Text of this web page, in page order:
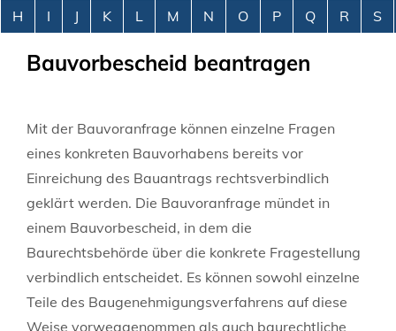
Alphabetisches Register überspringen
H I J K L M N O P Q R S
Bauvorbescheid beantragen
Mit der Bauvoranfrage können einzelne Fragen
eines konkreten Bauvorhabens bereits vor
Einreichung des Bauantrags rechtsverbindlich
geklärt werden. Die Bauvoranfrage mündet in
einem Bauvorbescheid, in dem die
Baurechtsbehörde über die konkrete Fragestellung
verbindlich entscheidet. Es können sowohl einzelne
Teile des Baugenehmigungsverfahrens auf diese
Weise vorweggenommen als auch baurechtliche